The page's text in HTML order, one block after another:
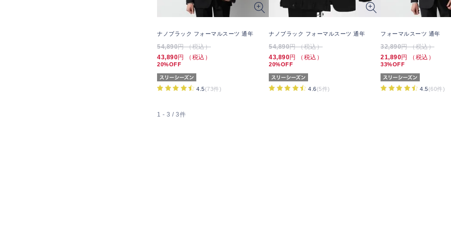
ナノブラック フォーマルスーツ 通年
54,890円 （税込）
43,890円 （税込）
20%OFF
4.5(73件)
ナノブラック フォーマルスーツ 通年
54,890円 （税込）
43,890円 （税込）
20%OFF
4.6(5件)
フォーマルスーツ 通年
32,890円 （税込）
21,890円 （税込）
33%OFF
4.5(60件)
1 - 3 / 3件